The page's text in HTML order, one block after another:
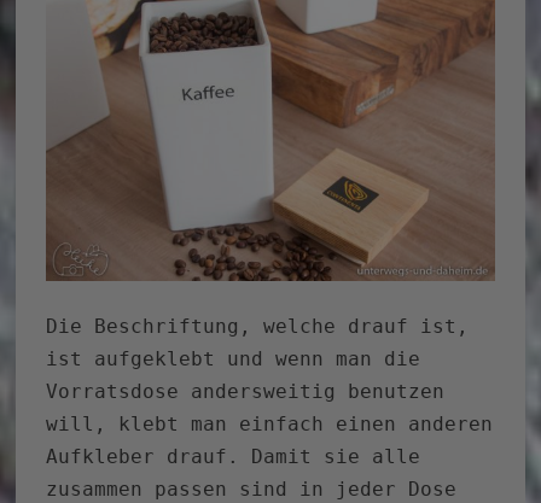
Die Beschriftung, welche drauf ist,
ist aufgeklebt und wenn man die
Vorratsdose andersweitig benutzen
will, klebt man einfach einen anderen
Aufkleber drauf. Damit sie alle
zusammen passen sind in jeder Dose